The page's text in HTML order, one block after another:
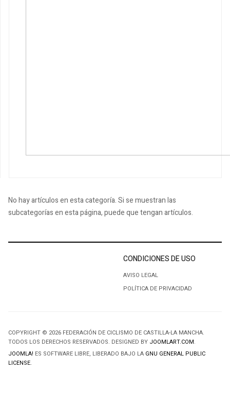
No hay artículos en esta categoría. Si se muestran las
subcategorías en esta página, puede que tengan artículos.
CONDICIONES DE USO
AVISO LEGAL
POLÍTICA DE PRIVACIDAD
COPYRIGHT © 2026 FEDERACIÓN DE CICLISMO DE CASTILLA-LA MANCHA.
TODOS LOS DERECHOS RESERVADOS. DESIGNED BY JOOMLART.COM.
JOOMLA! ES SOFTWARE LIBRE, LIBERADO BAJO LA GNU GENERAL PUBLIC
LICENSE.